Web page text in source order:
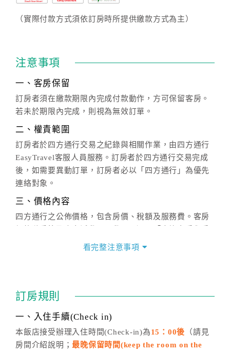
（實際付款方式須依訂房時所提供繳款方式為主）
注意事項
一、客房保留
訂房者須在繳款期限內完成付款動作，方可保留客房。
若未於期限內完成，則視為無效訂單。
二、權責範圍
訂房者於四方通行交易之紀錄與相關作業，由四方通行
EasyTravel客服人員服務。訂房者於四方通行交易完成
後，如需要異動訂單，訂房者必以「四方通行」為優先
連絡對象。
三、價格內容
四方通行之公佈價格，包含房價、稅額及服務費。客房
價」之當日價格為標準。
話方式異動訂單。
※非客服時間之申辦異動，皆為次日計算及辦理。
五、客服時間
週一至週日，上午9:00～晚上6:00
看完整注意事項
訂房規則
一、入住手續(Check in)
本飯店接受辦理入住時間(Check-in)為15：00後 （請見
房間介紹說明；最晚保留時間(keep the room on the